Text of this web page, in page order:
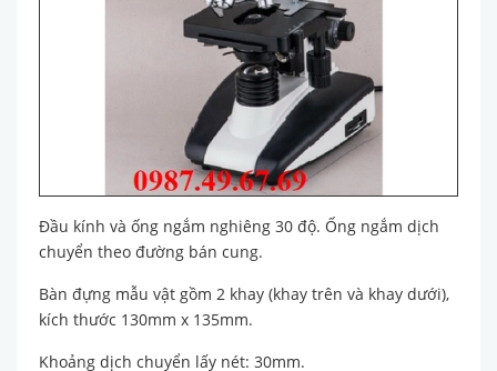
Đầu kính và ống ngắm nghiêng 30 độ. Ống ngắm dịch
chuyển theo đường bán cung.
Bàn đựng mẫu vật gồm 2 khay (khay trên và khay dưới),
kích thước 130mm x 135mm.
Khoảng dịch chuyển lấy nét: 30mm.